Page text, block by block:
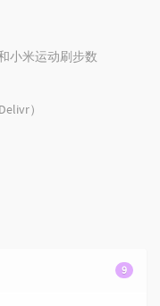
小米运动刷步数
）
9